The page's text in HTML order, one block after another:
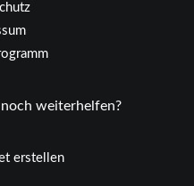
weiterhelfen?
erstellen